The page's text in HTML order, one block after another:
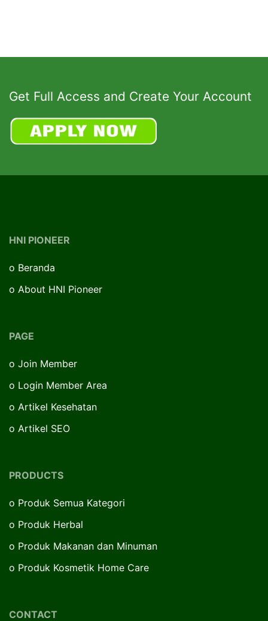
Get Full Access and Create Your Account
HNI PIONEER
o Beranda
o About HNI Pioneer
PAGE
o Join Member
o Login Member Area
o Artikel Kesehatan
o Artikel SEO
PRODUCTS
o Produk Semua Kategori
o Produk Herbal
o Produk Makanan dan Minuman
o Produk Kosmetik Home Care
CONTACT